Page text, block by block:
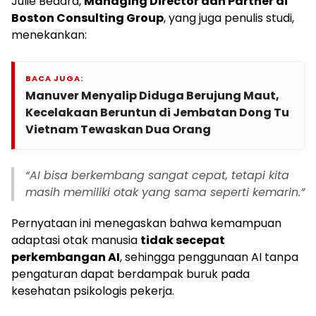
Boston Consulting Group, yang juga penulis studi,
menekankan:
BACA JUGA:
Manuver Menyalip Diduga Berujung Maut,
Kecelakaan Beruntun di Jembatan Dong Tu
Vietnam Tewaskan Dua Orang
“AI bisa berkembang sangat cepat, tetapi kita
masih memiliki otak yang sama seperti kemarin.”
Pernyataan ini menegaskan bahwa kemampuan
adaptasi otak manusia tidak secepat
perkembangan AI, sehingga penggunaan AI tanpa
pengaturan dapat berdampak buruk pada
kesehatan psikologis pekerja.